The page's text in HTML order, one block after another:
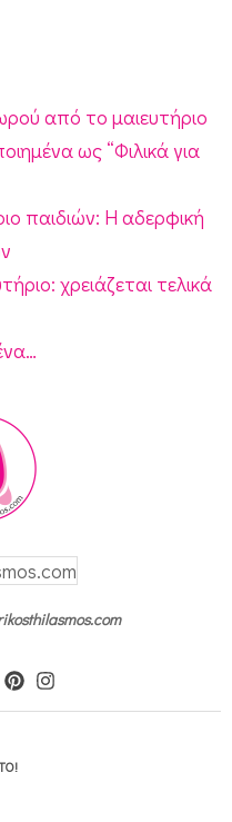
από το μαιευτήριο
ως “Φιλικά για
παιδιών: Η αδερφική
χρειάζεται τελικά